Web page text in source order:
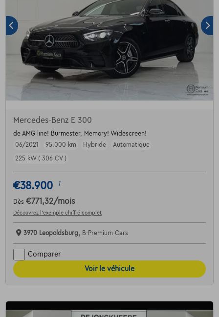
Mercedes-Benz E 300
de AMG line! Burmester, Memory! Widescreen!
06/2021
95.000 km Hybride
Automatique
225 kW ( 306 CV )
€38.900 1
Dès €771,32/mois
Découvrez l’exemple chiffré complet
3970 Leopoldsburg, B-Premium Cars
Comparer
Voir le véhicule